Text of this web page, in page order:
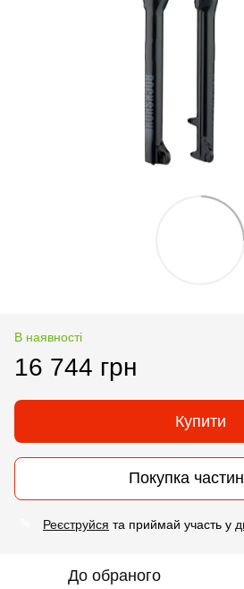
В наявності
16 744 грн
Купити
Покупка
Реєструйся та приймай участь у
До обраного